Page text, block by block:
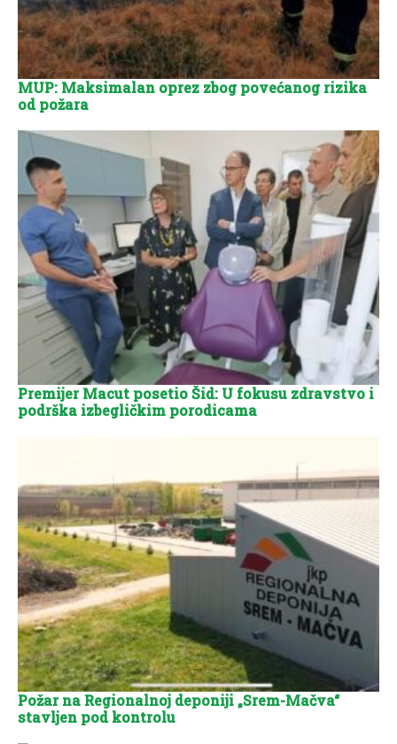
MUP: Maksimalan oprez zbog povećanog rizika
od požara
Premijer Macut posetio Šid: U fokusu zdravstvo i
podrška izbegličkim porodicama
Požar na Regionalnoj deponiji „Srem-Mačva“
stavljen pod kontrolu